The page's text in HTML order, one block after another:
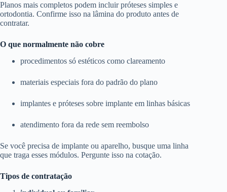
Planos mais completos podem incluir próteses simples e
ortodontia. Confirme isso na lâmina do produto antes de
contratar.
O que normalmente não cobre
procedimentos só estéticos como clareamento
materiais especiais fora do padrão do plano
implantes e próteses sobre implante em linhas básicas
atendimento fora da rede sem reembolso
Se você precisa de implante ou aparelho, busque uma linha
que traga esses módulos. Pergunte isso na cotação.
Tipos de contratação